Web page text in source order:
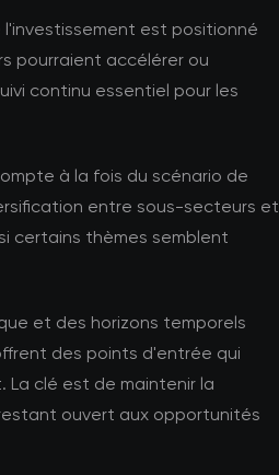
est positionné
pourraient accélérer ou
continu essentiel pour les
à la fois du scénario de
entre sous-secteurs et
certains thèmes semblent
et des horizons temporels
des points d'entrée qui
clé est de maintenir la
ouvert aux opportunités